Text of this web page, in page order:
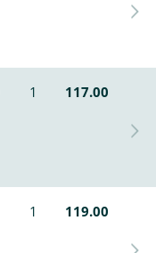
1 117.00
1 119.00